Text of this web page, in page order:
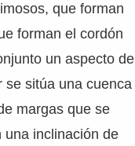
que forman
forman el cordón
un aspecto de
se sitúa una cuenca
margas que se
una inclinación de